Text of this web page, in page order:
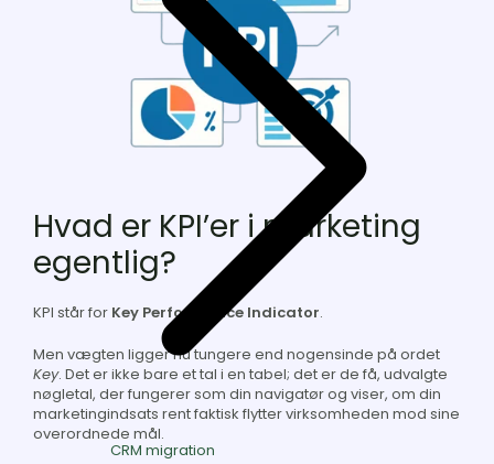
CRM migration
Hvad er KPI’er i marketing
egentlig?
KPI står for Key Performance Indicator.
Men vægten ligger nu tungere end nogensinde på ordet
Key. Det er ikke bare et tal i en tabel; det er de få, udvalgte
nøgletal, der fungerer som din navigatør og viser, om din
marketingindsats rent faktisk flytter virksomheden mod sine
overordnede mål.